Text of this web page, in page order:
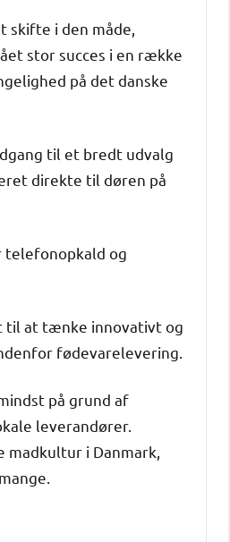
skifte i den måde,
stor succes i en række
på det danske
til et bredt udvalg
direkte til døren på
telefonopkald og
til at tænke innovativt og
fødevarelevering.
på grund af
leverandører.
i Danmark,